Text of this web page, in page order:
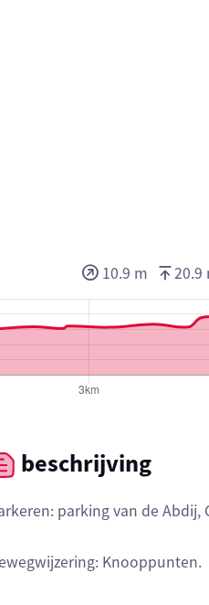
10.9 m 20.9
beschrijving
parking van de Abdij,
Knooppunten.